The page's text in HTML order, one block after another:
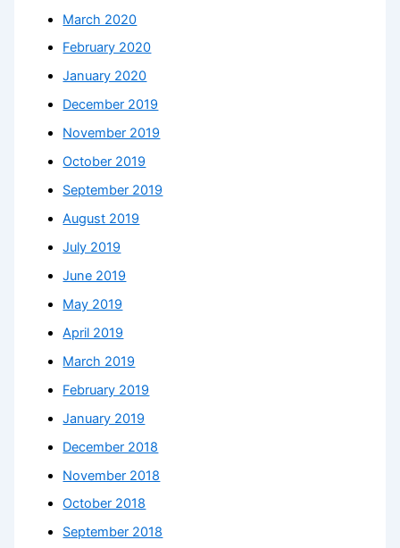
March 2020
February 2020
January 2020
December 2019
November 2019
October 2019
September 2019
August 2019
July 2019
June 2019
May 2019
April 2019
March 2019
February 2019
January 2019
December 2018
November 2018
October 2018
September 2018